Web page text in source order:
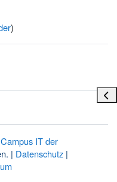
)
Campus IT der
| Datenschutz|